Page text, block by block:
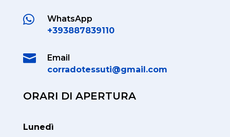

WhatsApp
+393887839110

Email
corradotessuti@gmail.com
ORARI DI APERTURA
Lunedì